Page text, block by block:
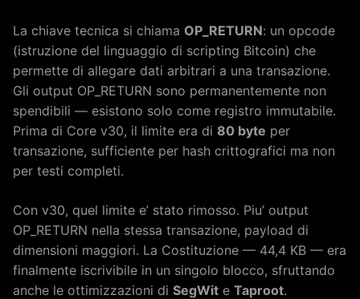
La chiave tecnica si chiama OP_RETURN: un opcode
(istruzione del linguaggio di scripting Bitcoin) che
permette di allegare dati arbitrari a una transazione.
Gli output OP_RETURN sono permanentemente non
spendibili — esistono solo come registro immutabile.
Prima di Core v30, il limite era di 80 byte per
transazione, sufficiente per hash crittografici ma non
per testi completi.
Con v30, quel limite e’ stato rimosso. Piu’ output
OP_RETURN nella stessa transazione, payload di
dimensioni maggiori. La Costituzione — 44,4 KB — era
finalmente iscrivibile in un singolo blocco, sfruttando
anche le ottimizzazioni di SegWit e Taproot.